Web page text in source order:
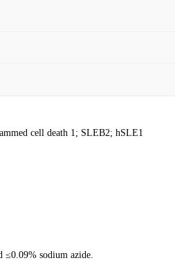
cell death 1; SLEB2; hSLE1
≤0.09% sodium azide.